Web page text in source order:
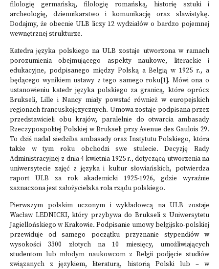
filologię germańską, filologię romańską, historię sztuki i
archeologię, dziennikarstwo i komunikację oraz slawistykę.
Dodajmy, że obecnie ULB liczy 12 wydziałów o bardzo pojemnej
wewnętrznej strukturze.
Katedra języka polskiego na ULB zostaje utworzona w ramach
porozumienia obejmującego aspekty naukowe, literackie i
edukacyjne, podpisanego między Polską a Belgią w 1925 r., a
będącego wynikiem ustawy z tego samego roku[1]. Mówi ona o
ustanowieniu katedr języka polskiego za granicą, które oprócz
Brukseli, Lille i Nancy miały powstać również w europejskich
regionach francuskojęzycznych. Umowa zostaje podpisana przez
przedstawicieli obu krajów, paralelnie do otwarcia ambasady
Rzeczypospolitej Polskiej w Brukseli przy Avenue des Gaulois 29.
To dziś nadal siedziba ambasady oraz Instytutu Polskiego, która
także w tym roku obchodzi swe stulecie. Decyzję Rady
Administracyjnej z dnia 4 kwietnia 1925 r., dotyczącą utworzenia na
uniwersytecie zajęć z języka i kultur słowiańskich, potwierdza
raport ULB za rok akademicki 1925-1926, gdzie wyraźnie
zaznaczona jest założycielska rola rządu polskiego.
Pierwszym polskim uczonym i wykładowcą na ULB zostaje
Wacław LEDNICKI, który przybywa do Brukseli z Uniwersytetu
Jagiellońskiego w Krakowie. Podpisanie umowy belgijsko-polskiej
przewiduje od samego początku przyznanie stypendiów w
wysokości 3300 złotych na 10 miesięcy, umożliwiających
studentom lub młodym naukowcom z Belgii podjęcie studiów
związanych z językiem, literaturą, historią Polski lub – w